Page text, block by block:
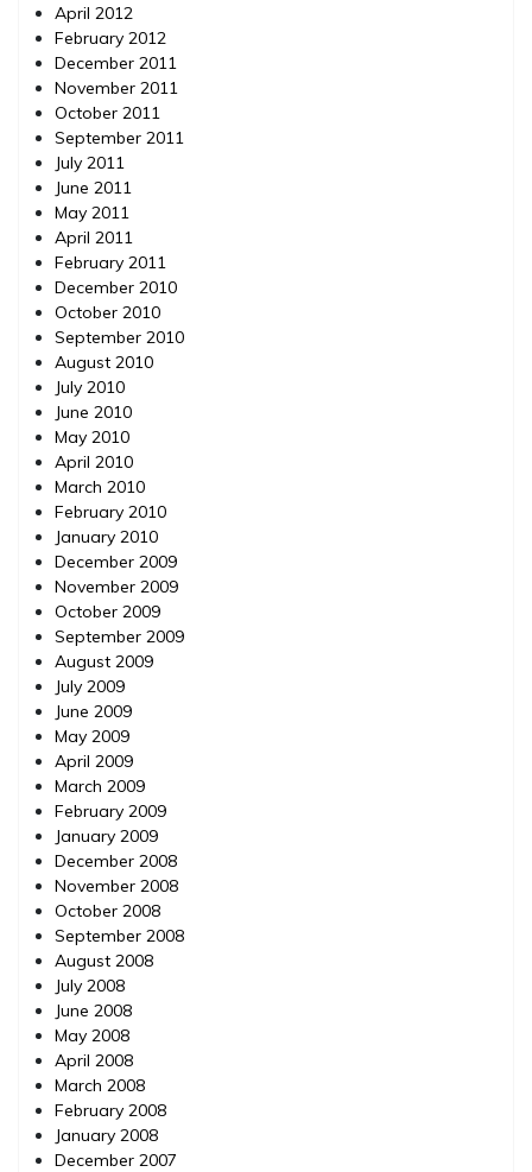
April 2012
February 2012
December 2011
November 2011
October 2011
September 2011
July 2011
June 2011
May 2011
April 2011
February 2011
December 2010
October 2010
September 2010
August 2010
July 2010
June 2010
May 2010
April 2010
March 2010
February 2010
January 2010
December 2009
November 2009
October 2009
September 2009
August 2009
July 2009
June 2009
May 2009
April 2009
March 2009
February 2009
January 2009
December 2008
November 2008
October 2008
September 2008
August 2008
July 2008
June 2008
May 2008
April 2008
March 2008
February 2008
January 2008
December 2007